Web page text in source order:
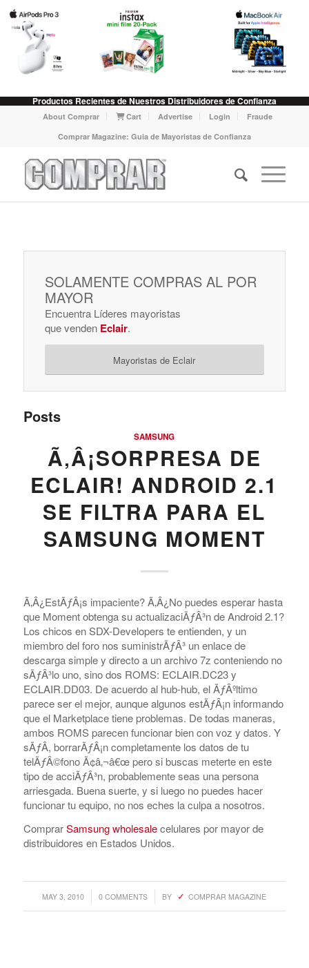
Productos Recientes de Nuestros Distribuidores de Confianza
About Comprar Cart Advertise Login
Fraude
Comprar Magazine: Guia de Mayoristas de Confianza
SOLAMENTE COMPRAS AL POR
MAYOR
Encuentra Líderes mayoristas
que venden Eclair.
Mayoristas de Eclair
Posts
SAMSUNG
Ã‚Â¡SORPRESA DE
ECLAIR! ANDROID 2.1
SE FILTRA PARA EL
SAMSUNG MOMENT
Ã‚Â¿EstÃƒÂ¡s impaciente? Ã‚Â¿No puedes esperar hasta
que Moment obtenga su actualizaciÃƒÂ³n de Android 2.1?
Los chicos en SDX-Developers te entienden, y un
miembro del foro nos suministrÃƒÂ³ un enlace de
descarga simple y directo a un archivo 7z conteniendo no
sÃƒÂ³lo uno, sino dos ROMS: ECLAIR.DC23 y
ECLAIR.DD03. De acuerdo al hub-hub, el ÃƒÂºltimo
parece ser el mejor, aunque algunos estÃƒÂ¡n informando
que el Marketplace tiene problemas. De todas maneras,
ambos ROMS parecen funcionar bien con voz y datos. Y
sÃƒÂ­, borrarÃƒÂ¡n completamente los datos de tu
telÃƒÂ©fono Ã¢â‚¬â€œ pero si buscas meterte en este
tipo de acciÃƒÂ³n, probablemente seas una persona
arriesgada. Buena suerte, y si luego no puedes hacer
funcionar tu equipo, no nos eches la culpa a nosotros.
ComprarSamsung wholesalecelulares por mayor de
distribuidores en Estados Unidos.
MAY 3, 2010
/ 0 COMMENTS
/ BY COMPRAR MAGAZINE